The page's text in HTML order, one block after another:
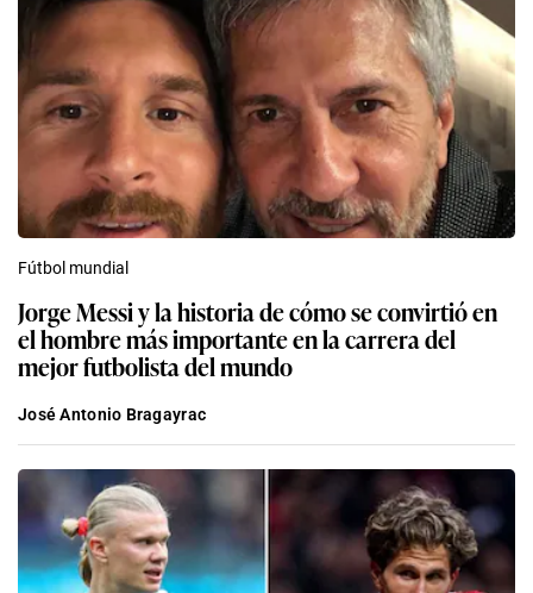
Fútbol mundial
Jorge Messi y la historia de cómo se convirtió en
el hombre más importante en la carrera del
mejor futbolista del mundo
José Antonio Bragayrac